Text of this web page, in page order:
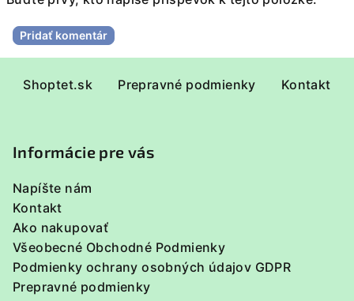
Pridať komentár
Shoptet.sk Prepravné podmienky Kontakt
Informácie pre vás
Napíšte nám
Kontakt
Ako nakupovať
Všeobecné Obchodné Podmienky
Podmienky ochrany osobných údajov GDPR
Prepravné podmienky